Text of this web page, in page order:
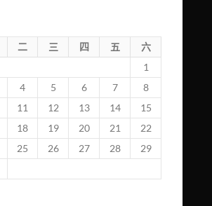
二 三 四 五
六
1
4 5 6 7
8
11 12 13 14
15
18 19 20 21
22
25 26 27 28
29